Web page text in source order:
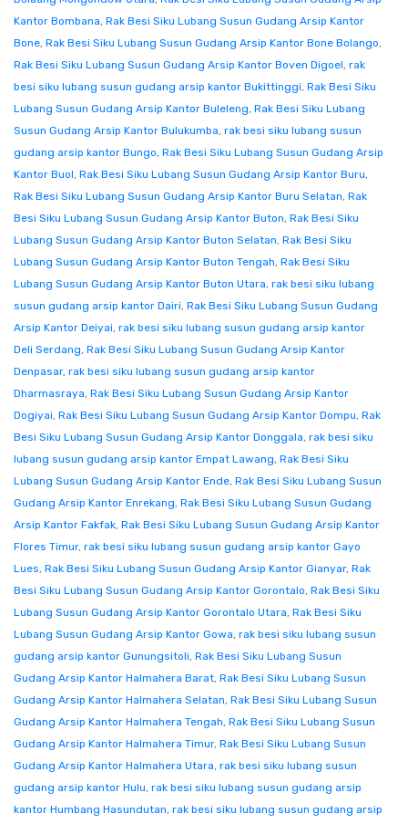
Kantor Bombana, Rak Besi Siku Lubang Susun Gudang Arsip Kantor
Bone, Rak Besi Siku Lubang Susun Gudang Arsip Kantor Bone Bolango,
Rak Besi Siku Lubang Susun Gudang Arsip Kantor Boven Digoel, rak
besi siku lubang susun gudang arsip kantor Bukittinggi, Rak Besi Siku
Lubang Susun Gudang Arsip Kantor Buleleng, Rak Besi Siku Lubang
Susun Gudang Arsip Kantor Bulukumba, rak besi siku lubang susun
gudang arsip kantor Bungo, Rak Besi Siku Lubang Susun Gudang Arsip
Kantor Buol, Rak Besi Siku Lubang Susun Gudang Arsip Kantor Buru,
Rak Besi Siku Lubang Susun Gudang Arsip Kantor Buru Selatan, Rak
Besi Siku Lubang Susun Gudang Arsip Kantor Buton, Rak Besi Siku
Lubang Susun Gudang Arsip Kantor Buton Selatan, Rak Besi Siku
Lubang Susun Gudang Arsip Kantor Buton Tengah, Rak Besi Siku
Lubang Susun Gudang Arsip Kantor Buton Utara, rak besi siku lubang
susun gudang arsip kantor Dairi, Rak Besi Siku Lubang Susun Gudang
Arsip Kantor Deiyai, rak besi siku lubang susun gudang arsip kantor
Deli Serdang, Rak Besi Siku Lubang Susun Gudang Arsip Kantor
Denpasar, rak besi siku lubang susun gudang arsip kantor
Dharmasraya, Rak Besi Siku Lubang Susun Gudang Arsip Kantor
Dogiyai, Rak Besi Siku Lubang Susun Gudang Arsip Kantor Dompu, Rak
Besi Siku Lubang Susun Gudang Arsip Kantor Donggala, rak besi siku
lubang susun gudang arsip kantor Empat Lawang, Rak Besi Siku
Lubang Susun Gudang Arsip Kantor Ende, Rak Besi Siku Lubang Susun
Gudang Arsip Kantor Enrekang, Rak Besi Siku Lubang Susun Gudang
Arsip Kantor Fakfak, Rak Besi Siku Lubang Susun Gudang Arsip Kantor
Flores Timur, rak besi siku lubang susun gudang arsip kantor Gayo
Lues, Rak Besi Siku Lubang Susun Gudang Arsip Kantor Gianyar, Rak
Besi Siku Lubang Susun Gudang Arsip Kantor Gorontalo, Rak Besi Siku
Lubang Susun Gudang Arsip Kantor Gorontalo Utara, Rak Besi Siku
Lubang Susun Gudang Arsip Kantor Gowa, rak besi siku lubang susun
gudang arsip kantor Gunungsitoli, Rak Besi Siku Lubang Susun
Gudang Arsip Kantor Halmahera Barat, Rak Besi Siku Lubang Susun
Gudang Arsip Kantor Halmahera Selatan, Rak Besi Siku Lubang Susun
Gudang Arsip Kantor Halmahera Tengah, Rak Besi Siku Lubang Susun
Gudang Arsip Kantor Halmahera Timur, Rak Besi Siku Lubang Susun
Gudang Arsip Kantor Halmahera Utara, rak besi siku lubang susun
gudang arsip kantor Hulu, rak besi siku lubang susun gudang arsip
kantor Humbang Hasundutan, rak besi siku lubang susun gudang arsip